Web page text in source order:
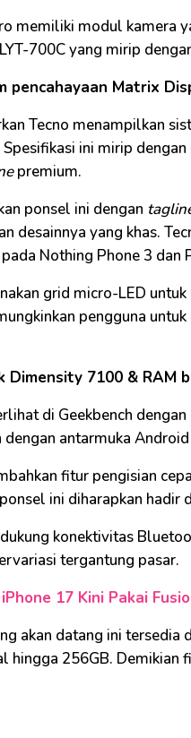
memiliki modul kamera
700C yang mirip
pencahayaan Matrix
Tecno menampilkan
ini mirip
premium.
ponsel ini dengan
desainnya yang khas.
Nothing Phone 3 dan
grid micro-LED
pengguna
Dimensity 7100 & RAM
di Geekbench dengan
antarmuka
fitur pengisian
ini diharapkan hadir
konektivitas
tergantung pasar.
17 Kini Pakai
akan datang ini tersedia
hingga 256GB.